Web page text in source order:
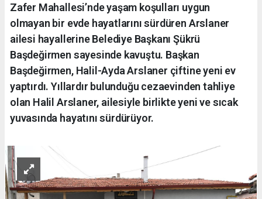
Zafer Mahallesi’nde yaşam koşulları uygun
olmayan bir evde hayatlarını sürdüren Arslaner
ailesi hayallerine Belediye Başkanı Şükrü
Başdeğirmen sayesinde kavuştu. Başkan
Başdeğirmen, Halil-Ayda Arslaner çiftine yeni ev
yaptırdı. Yıllardır bulunduğu cezaevinden tahliye
olan Halil Arslaner, ailesiyle birlikte yeni ve sıcak
yuvasında hayatını sürdürüyor.